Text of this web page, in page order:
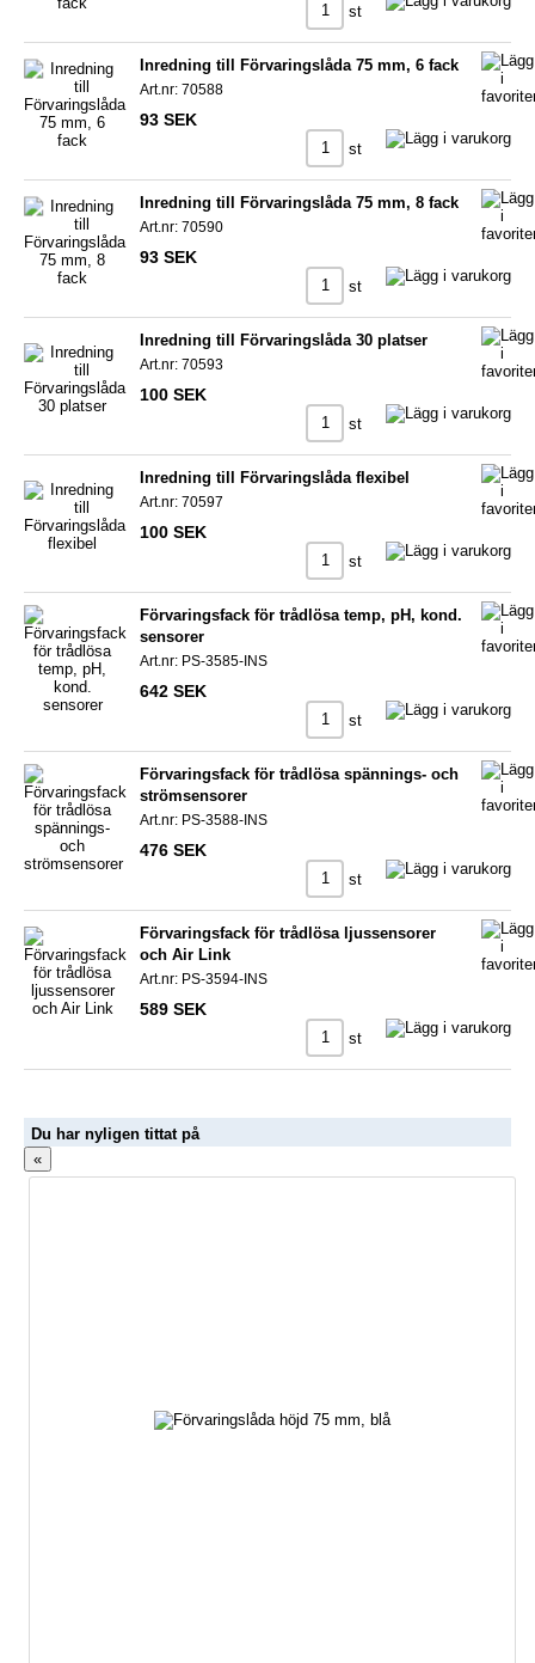
st
Inredning till Förvaringslåda 75 mm, 6 fack
Art.nr: 70588
93 SEK
st
Inredning till Förvaringslåda 75 mm, 8 fack
Art.nr: 70590
93 SEK
st
Inredning till Förvaringslåda 30 platser
Art.nr: 70593
100 SEK
st
Inredning till Förvaringslåda flexibel
Art.nr: 70597
100 SEK
st
Förvaringsfack för trådlösa temp, pH, kond.
sensorer
Art.nr: PS-3585-INS
642 SEK
st
Förvaringsfack för trådlösa spännings- och
strömsensorer
Art.nr: PS-3588-INS
476 SEK
st
Förvaringsfack för trådlösa ljussensorer
och Air Link
Art.nr: PS-3594-INS
589 SEK
st
Du har nyligen tittat på
«